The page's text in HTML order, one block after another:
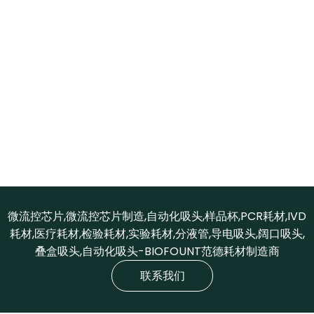
微流控芯片,微流控芯片制造,自动化吸头,样品杯,PCR耗材,IVD
耗材,医疗耗材,检验耗材,实验耗材,分液管,导电吸头,阔口吸头,
叠盒吸头,自动化吸头-BIOFOUNT范德耗材制造商
联系我们